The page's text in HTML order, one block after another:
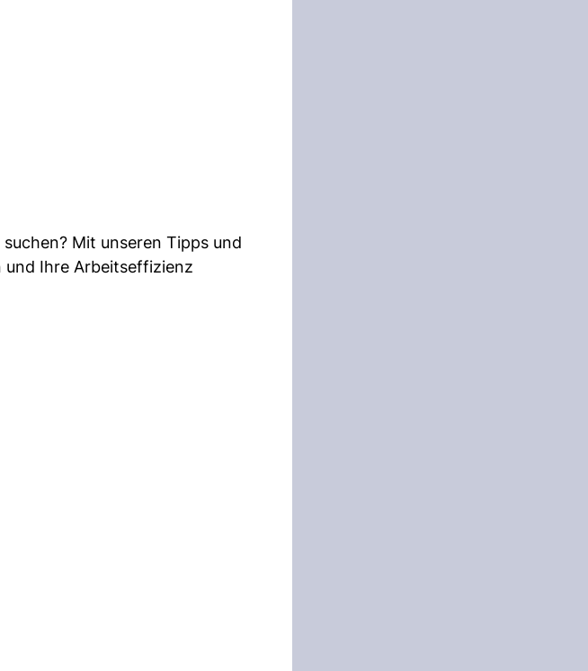
Mit unseren Tipps und
und Ihre Arbeitseffizienz